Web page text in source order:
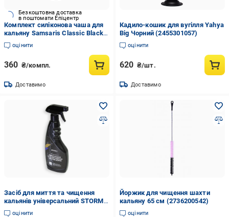
Безкоштовна доставка
в поштомати Епіцентр
Комплект силіконова чаша для
кальяну Samsaris Classic Black
та калауд (2452897962)
оцінити
360 ₴/компл.
Доставимо
Кадило-кошик для вугілля Yahya
Big Чорний (2455301057)
оцінити
620 ₴/шт.
Доставимо
Засіб для миття та чищення
кальянів універсальний STORM
500 мл (2675265930)
оцінити
Йоржик для чищення шахти
кальяну 65 см (2736200542)
оцінити